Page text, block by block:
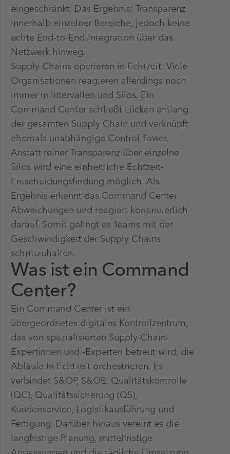
eingeschränkt. Das Ergebnis: Transparenz
innerhalb einzelner Bereiche, jedoch keine
echte End-to-End-Integration über das
Netzwerk hinweg.
Supply Chains operieren in Echtzeit. Viele
Organisationen reagieren allerdings noch
immer in Intervallen und Silos. Ein
Command Center schließt Lücken entlang
der gesamten Supply Chain und verknüpft
ehemals unabhängige Control Tower.
Anstatt reiner Transparenz über einzelne
Silos wird eine einheitliche Echtzeit-
Entscheidungsfindung möglich. Als
Ergebnis erkennt das Command Center
Abweichungen und reagiert kontinuierlich
darauf. Somit gelingt es Teams mit der
Geschwindigkeit der Supply Chains
schrittzuhalten.
Was ist ein Command
Center?
Ein Command Center ist ein
übergeordnetes digitales Kontrollzentrum,
das von spezialisierten Supply-Chain-
Expertinnen und -Experten betreut wird, die
Abläufe in Echtzeit orchestrieren. Es
verbindet S&OP, S&OE, Qualitätskontrolle
(QC), Qualitätssicherung (QS),
Kundenservice, Logistikausführung und
Fertigung. Darüber hinaus vereint es die
langfristige Planung, mittelfristige